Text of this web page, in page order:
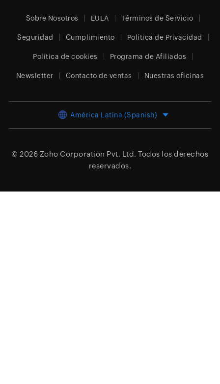
Sobre Nosotros EULA Términos de Servicio
Seguridad Cumplimiento Política de Privacidad
Política de cookies Programa de Afiliados
Newsletter Contacto de ventas Nuestras oficinas
América Latina (Spanish)
© 2026 Zoho Corporation Pvt. Ltd. Todos los derechos
reservados.